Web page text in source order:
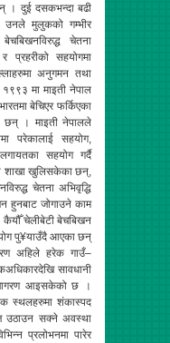
। दुई दसकभन्दा बढी
उनले मुलुकको गम्भीर
चेतना
प्रहरीको सहयोगमा
अनुगमन तथा
मा माइती नेपाल
बेचिएर फर्किएका
छन् । माइती नेपालले
परेकालाई सहयोग,
सहयोग गर्दै
शाखा खुलिसकेका छन्,
चेतना अभिवृद्धि
हुनबाट जोगाउने काम
कैयौँ चेलीबेटी बेचबिखन
पु¥याउँदै आएका छन्
अहिले हरेक गाउँ–
सावधानी
आइसकेको छ ।
स्थलहरुमा शंकास्पद
उठाउन सक्ने अवस्था
प्रलोभनमा पारेर